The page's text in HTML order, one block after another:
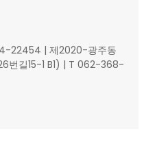
22454 | 제2020-광주동
번길15-1 B1) | T 062-368-